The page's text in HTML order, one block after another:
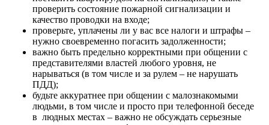
проверить состояние пожарной сигнализации и
качество проводки на входе;
проверьте, уплачены ли у вас все налоги и штрафы –
нужно своевременно погасить задолженности;
важно быть предельно корректными при общении с
представителями властей любого уровня, не
нарываться (в том числе и за рулем – не нарушать
ПДД);
будьте аккуратнее при общении с малознакомыми
людьми, в том числе и просто при телефонной беседе
в людных местах – важно не обсуждать серьезные